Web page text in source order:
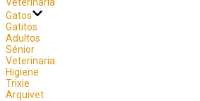
Gatos
Gatitos
Adultos
Sénior
Veterinaria
Higiene
Trixie
Arquivet